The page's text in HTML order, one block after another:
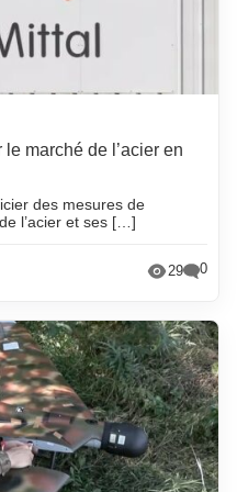
marché de l’acier en
des mesures de
l’acier et ses […]
29 0